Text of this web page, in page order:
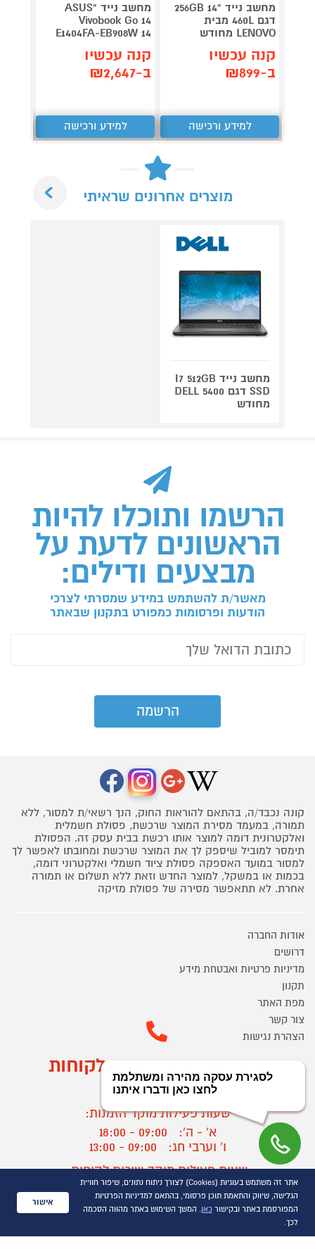
מחשב נייד "14 256GB
דגם 460L מבית
LENOVO מחודש
קנה עכשיו
ב-₪899
למידע ורכישה
מחשב נייד "ASUS
Vivobook Go 14
E1404FA-EB908W 14
קנה עכשיו
ב-₪2,647
למידע ורכישה
מוצרים אחרונים שראיתי
מחשב נייד I7 512GB
SSD דגם 5400 DELL
מחודש
הרשמו ותוכלו להיות
הראשונים לדעת על
מבצעים ודילים:
מאשר/ת להשתמש במידע שמסרתי לצרכי
הודעות ופרסומות כמפורט בתקנון שבאתר
קונה נכבד/ה, בהתאם להוראות החוק, הנך רשאי/ת למסור, ללא
תמורה, במעמד מסירת המוצר שרכשת, פסולת חשמלית
ואלקטרונית דומה למוצר אותו רכשת בבית עסק זה. הפסולת
תימסר למוביל שיספק לך את המוצר שרכשת ומחובתו לאפשר לך
למסור במועד האספקה פסולת ציוד חשמלי ואלקטרוני דומה,
בכמות או במשקל, למוצר החדש וזאת ללא תשלום או תמורה
אחרת. לא תתאפשר מסירה של פסולת מזיקה
אודות החברה
דרושים
מדיניות פרטיות ואבטחת מידע
תקנון
מפת האתר
צור קשר
הצהרת נגישות
מוקד הזמנות ושירות לקוחות
03-9545370
שעות פעילות מוקד הזמנות:
א' - ה':
09:00 - 18:00
ו' וערבי חג:
09:00 - 13:00
שעות פעילות מוקד שירות לקוחות:
א' - ד':
09:00 - 16:30
ה :
09:00 - 16:00
?
אתר זה משתמש בעוגיות (Cookies) לצורך ניתוח נתונים, שיפור חוויית
הגלישה, שיווק והתאמת תוכן פרסומי, בהתאם למדיניות הפרטיות
המפורסמת באתר ובקישור כאן. המשך השימוש באתר מהווה הסכמה
לכך.
אישור